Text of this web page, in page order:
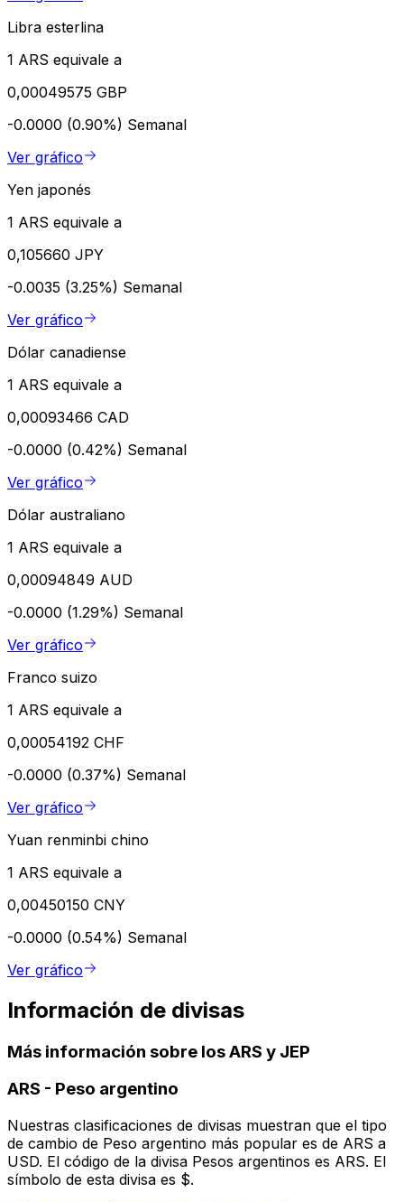
Libra esterlina
1 ARS equivale a
0,00049575 GBP
-0.0000 (0.90%) Semanal
Ver gráfico
Yen japonés
1 ARS equivale a
0,105660 JPY
-0.0035 (3.25%) Semanal
Ver gráfico
Dólar canadiense
1 ARS equivale a
0,00093466 CAD
-0.0000 (0.42%) Semanal
Ver gráfico
Dólar australiano
1 ARS equivale a
0,00094849 AUD
-0.0000 (1.29%) Semanal
Ver gráfico
Franco suizo
1 ARS equivale a
0,00054192 CHF
-0.0000 (0.37%) Semanal
Ver gráfico
Yuan renminbi chino
1 ARS equivale a
0,00450150 CNY
-0.0000 (0.54%) Semanal
Ver gráfico
Información de divisas
Más información sobre los ARS y JEP
ARS - Peso argentino
Nuestras clasificaciones de divisas muestran que el tipo
de cambio de Peso argentino más popular es de ARS a
USD. El código de la divisa Pesos argentinos es ARS. El
símbolo de esta divisa es $.